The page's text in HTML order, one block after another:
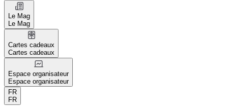
Le Mag
Le Mag
Cartes cadeaux
Cartes cadeaux
Espace organisateur
Espace organisateur
FR
FR